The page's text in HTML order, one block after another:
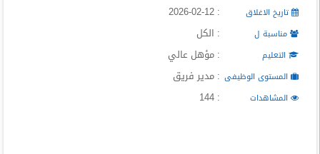
تاريخ الاغلاق : 2026-02-12
مناسبة ل : الكل
التعليم : مؤهل عالي
المستوى الوظيفى : مدير فريق
المشاهدات : 144